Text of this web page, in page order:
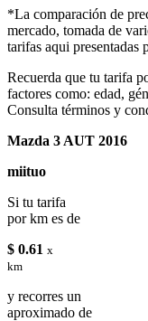
*La comparación de
mercado, tomada de
tarifas aqui presentadas
Recuerda que tu tarifa
factores como: edad,
Consulta términos y
Mazda 3 AUT 2016
miituo
Si tu tarifa
por km es de
$ 0.61 x
km
y recorres un
aproximado de